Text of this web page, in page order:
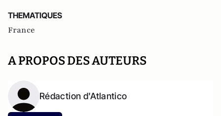
THEMATIQUES
France
A PROPOS DES AUTEURS
Rédaction d'Atlantico